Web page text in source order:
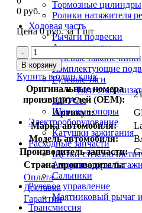
Тормозные цилиндры
Ролики натяжителя
Ходовая часть
Рычаги подвески
Амортизаторы
Рулевые наконечники
Комплектующие
Рулевые тяги
Тяги
ШРУСы
Шаровые опоры
Электрооборудование
Катушки зажигания
Расходные запчасти
Щетки
Амортизаторы
Сальники
Рулевое управление
Маятниковый рычаг
Трансмиссия
0 руб.
Цена 0 руб. за 1 шт
-
В корзину
Купить в один клик
Оригинальные номера
производителей (OEM):
Артикул:
Марка автомобиля:
Модель автомобиля:
Производитель запчасти:
Страна производитель:
-
Оплата
Доставка
Гарантии